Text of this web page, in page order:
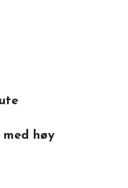
høy